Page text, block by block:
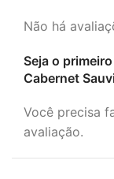
Não há
Seja o
Cabernet
Você precisa
avaliação.